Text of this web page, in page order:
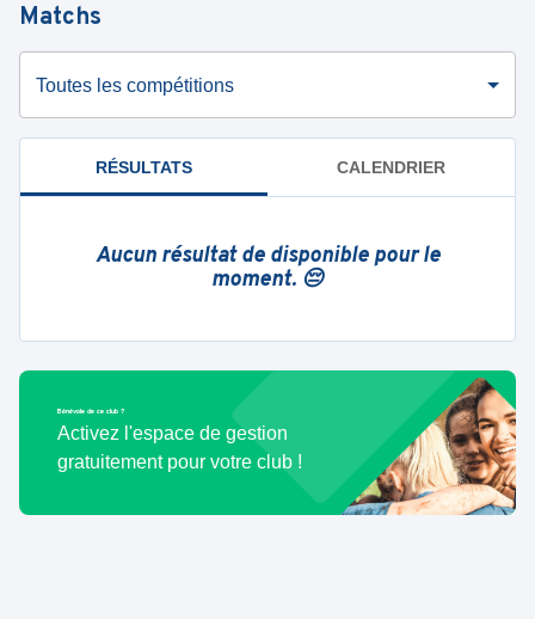
Matchs
Toutes les compétitions
RÉSULTATS CALENDRIER
Aucun résultat de disponible pour le
moment. 😔
Bénévole de ce club ?
Activez l'espace de gestion
gratuitement pour votre club !